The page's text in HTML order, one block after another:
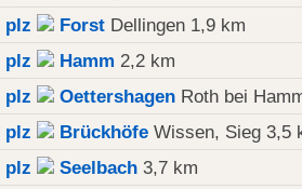
plz
Forst Dellingen 1,9 km
plz
Hamm 2,2 km
plz
Oettershagen Roth bei
plz
Brückhöfe Wissen, Sieg 3,5
plz
Seelbach 3,7 km